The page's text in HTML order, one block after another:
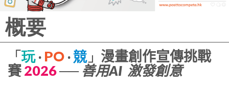
概要
「玩‧ PO ‧競」 漫畫創作宣傳挑戰
賽2026── 善用AI 激發創意